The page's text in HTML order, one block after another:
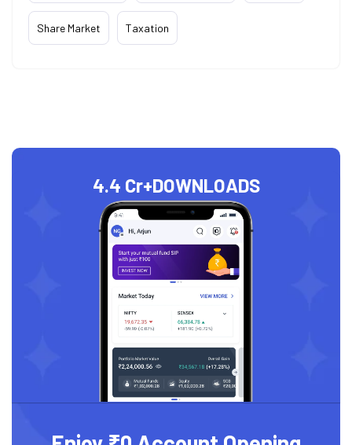
Share Market Taxation
4.4 Cr+DOWNLOADS